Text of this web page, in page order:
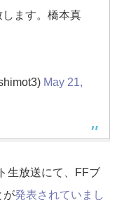
ます。橋本真
May 21,
生放送にて、FFブ
が発表されていまし